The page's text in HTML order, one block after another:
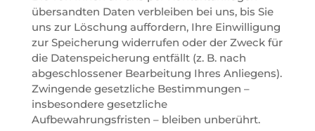
übersandten Daten verbleiben bei uns, bis Sie
uns zur Löschung auffordern, Ihre Einwilligung
zur Speicherung widerrufen oder der Zweck für
die Datenspeicherung entfällt (z. B. nach
abgeschlossener Bearbeitung Ihres Anliegens).
Zwingende gesetzliche Bestimmungen –
insbesondere gesetzliche
Aufbewahrungsfristen – bleiben unberührt.